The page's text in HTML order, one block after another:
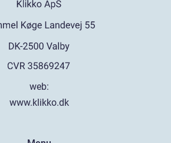
web:
www.klikko.dk